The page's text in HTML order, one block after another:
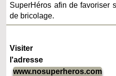
SuperHéros afin de favoriser
de bricolage.
Visiter
l'adresse
www.nosuperheros.com